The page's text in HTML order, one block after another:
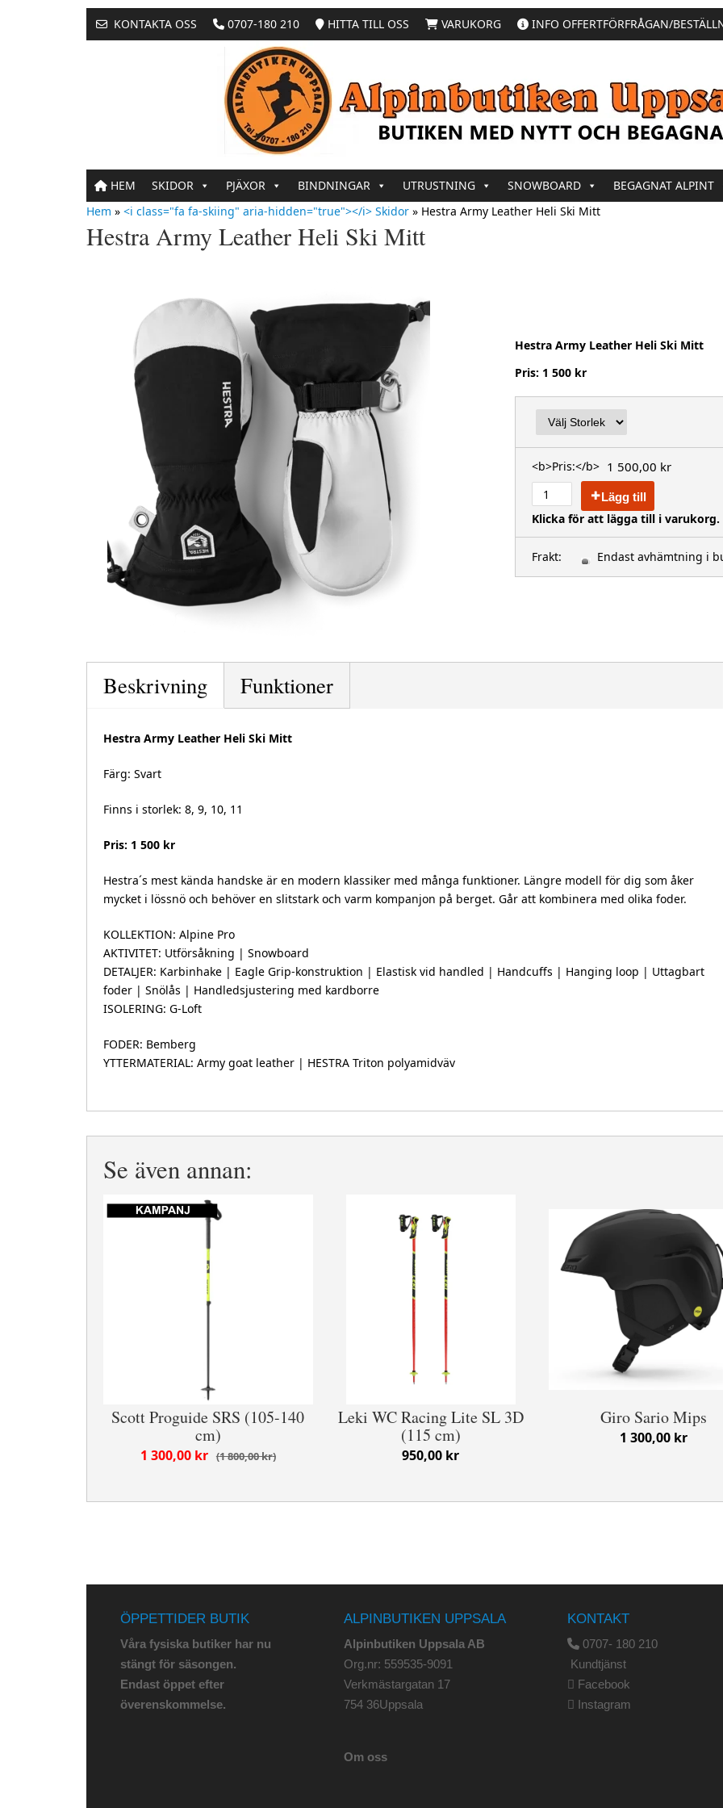
KONTAKTA OSS 0707-180 210 HITTA TILL OSS VARUKORG INFO OFFERTFÖRFRÅGAN/
HEM SKIDOR PJÄXOR BINDNINGAR UTRUSTNING SNOWBOARD BEGAGNAT ALPINT
Hem » <i class="fa fa-skiing" aria-hidden="true"></i> Skidor » Hestra Army Leather Heli Ski Mitt
Hestra Army Leather Heli Ski Mitt
Hestra Army Leather Heli Ski Mitt
Pris: 1 500 kr
<b>Pris:</b> 1 500,00 kr
Lägg till
Klicka för att lägga till i varukorg.
Frakt: Endast avhämtning i
Beskrivning Funktioner
Hestra Army Leather Heli Ski Mitt
Färg: Svart
Finns i storlek: 8, 9, 10, 11
Pris: 1 500 kr
Hestra´s mest kända handske är en modern klassiker med många funktioner. Längre modell för dig som åker
mycket i lössnö och behöver en slitstark och varm kompanjon på berget. Går att kombinera med olika foder.
KOLLEKTION: Alpine Pro
AKTIVITET: Utförsåkning | Snowboard
DETALJER: Karbinhake | Eagle Grip-konstruktion | Elastisk vid handled | Handcuffs | Hanging loop | Uttagbart
foder | Snölås | Handledsjustering med kardborre
ISOLERING: G-Loft
FODER: Bemberg
YTTERMATERIAL: Army goat leather | HESTRA Triton polyamidväv
Se även annan:
Scott Proguide SRS (105-140
cm)
1 800,00 kr
1 300,00 kr
Leki WC Racing Lite SL 3D
(115 cm)
950,00 kr
Giro Sario Mips
1 300,00 kr
ÖPPETTIDER BUTIK
Våra fysiska butiker har nu
stängt för säsongen.
Endast öppet efter
överenskommelse.
ALPINBUTIKEN UPPSALA
Alpinbutiken Uppsala AB
Org.nr: 559535-9091
Verkmästargatan 17
754 36Uppsala
Om oss
KONTAKT
0707- 180 210
Kundtjänst
Facebook
Instagram